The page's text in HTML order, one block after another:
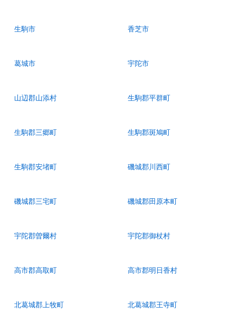
生駒市 香芝市
葛城市 宇陀市
山辺郡山添村 生駒郡平群町
生駒郡三郷町 生駒郡斑鳩町
生駒郡安堵町 磯城郡川西町
磯城郡三宅町 磯城郡田原本町
宇陀郡曽爾村 宇陀郡御杖村
高市郡高取町 高市郡明日香村
北葛城郡上牧町 北葛城郡王寺町